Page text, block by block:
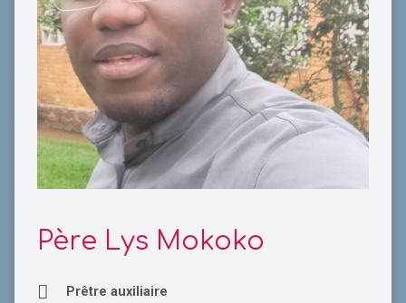
Père Lys Mokoko
Prêtre auxiliaire